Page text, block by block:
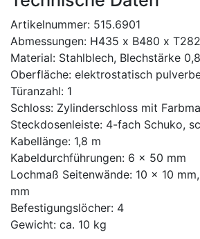
Artikelnummer: 515.6901
Abmessungen: H435 x B480 x
Material: Stahlblech, Blechstärke
Oberfläche: elektrostatisch
Türanzahl: 1
Schloss: Zylinderschloss mit
Steckdosenleiste: 4-fach Schuko,
Kabellänge: 1,8 m
Kabeldurchführungen: 6 x 50 mm
Lochmaß Seitenwände: 10 x 10
mm
Befestigungslöcher: 4
Gewicht: ca. 10 kg